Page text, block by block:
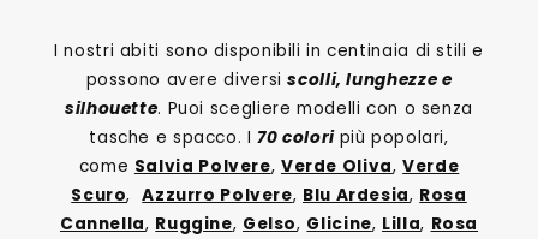
I nostri abiti sono disponibili in centinaia di stili e
possono avere diversiscolli, lunghezze e
silhouette. Puoi scegliere modelli con o senza
tasche e spacco. I70 colori più popolari,
come Salvia Polvere, Verde Oliva,Verde
Scuro,Azzurro Polvere, Blu Ardesia, Rosa
Cannella, Ruggine, Gelso, Glicine, Lilla, Rosa